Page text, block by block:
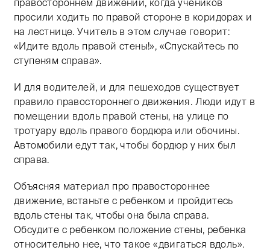
просили ходить по правой стороне в коридорах и
на лестнице. Учитель в этом случае говорит:
«Идите вдоль правой стены!», «Спускайтесь по
ступеням справа».
И для водителей, и для пешеходов существует
правило правостороннего движения. Люди идут в
помещении вдоль правой стены, на улице по
тротуару вдоль правого бордюра или обочины.
Автомобили едут так, чтобы бордюр у них был
справа.
Объясняя материал про правостороннее
движение, встаньте с ребенком и пройдитесь
вдоль стены так, чтобы она была справа.
Обсудите с ребенком положение стены, ребенка
относительно нее, что такое «двигаться вдоль».